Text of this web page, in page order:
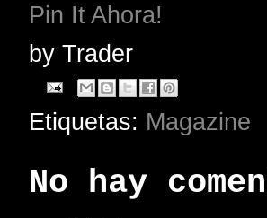
Pin It Ahora!
by Trader
Etiquetas: Magazine
No hay